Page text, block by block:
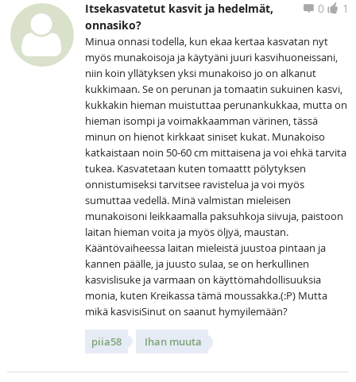
Itsekasvatetut kasvit ja hedelmät,
onnasiko?
1
0
Minua onnasi todella, kun ekaa kertaa kasvatan nyt
myös munakoisoja ja käytyäni juuri kasvihuoneissani,
niin koin yllätyksen yksi munakoiso jo on alkanut
kukkimaan. Se on perunan ja tomaatin sukuinen kasvi,
kukkakin hieman muistuttaa perunankukkaa, mutta on
hieman isompi ja voimakkaamman värinen, tässä
minun on hienot kirkkaat siniset kukat. Munakoiso
katkaistaan noin 50-60 cm mittaisena ja voi ehkä tarvita
tukea. Kasvatetaan kuten tomaattt pölytyksen
onnistumiseksi tarvitsee ravistelua ja voi myös
sumuttaa vedellä. Minä valmistan mieleisen
munakoisoni leikkaamalla paksuhkoja siivuja, paistoon
laitan hieman voita ja myös öljyä, maustan.
Kääntövaiheessa laitan mieleistä juustoa pintaan ja
kannen päälle, ja juusto sulaa, se on herkullinen
kasvislisuke ja varmaan on käyttömahdollisuuksia
monia, kuten Kreikassa tämä moussakka.(:P) Mutta
mikä kasvisiSinut on saanut hymyilemään?
piia58 Ihan muuta